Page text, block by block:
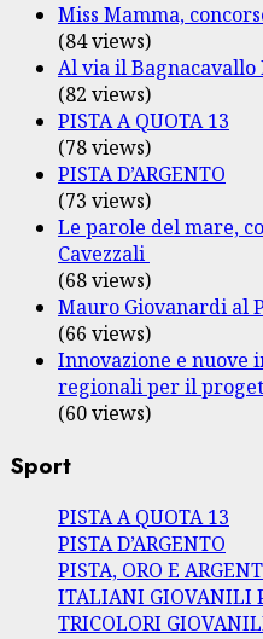
Miss Mamma,
(84 views)
Al via il Bagnacavallo
(82 views)
PISTA A QUOTA 13
(78 views)
PISTA D’ARGENTO
(73 views)
Le parole del mare,
Cavezzali
(68 views)
Mauro Giovanardi al
(66 views)
Innovazione e nuove
regionali per il
(60 views)
Sport
PISTA A QUOTA 13
PISTA D’ARGENTO
PISTA, ORO E
ITALIANI GIOVANILI
TRICOLORI